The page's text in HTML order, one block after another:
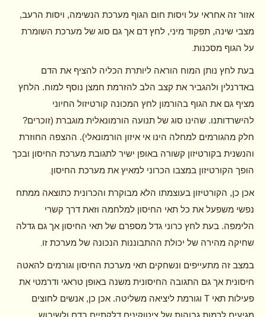
אזור זה אחראי על ויסות חום הגוף מערכת הנשימה, ויסות הרעב,
מצבי שינה, תפקוד מיני, לחץ דם אך גם סוג של מערכת השומרת
על הגוף מסכנות.
בעת לחץ נותן המוח הוראה ליותרת הכליה להציף את הדם
באדרנלין ולהגביר את קצב הלב להזרמת חמצן נוסף למוח. הלחץ
מציף גם את הגוף בהורמון לחץ המכונה קורטיזול החיוני
להישרדותנו. שהינו סוג של תנועה הורמונאלית מוגברת (זוכרים?
חלק מהגורמים למחלה הינו אי איזון הורמונאלי). ההצפה החוזרת
והנשנית בקורטיזון קשורה באופן ישיר לתגובת מערכת החיסון ובכך
הופך הקורטיזון במצבו הכרוני למאיץ את מערכת החיסון.
אכן כן, הקורטיזון בעוצמתו הלא מבוקרת והכרונית כתוצאה ממתח
נפשי משפעל את כל תאי החיסון למלחמה וזאת דרך קשרי
הלימפה. בעת לחץ כרוני גדל מספרם של תאי החיסון אך גם גדלה
שחיקה מהירה של יכולת ההתבוננות הנכונה של מערכת זו.
במצב זה מתעייפים ונשחקים תאי מערכת החיסון וגורמים להאטה
חיסונית אך גם התגובה החיסונית משנה באופן טראגי ודרמטי את
פעילות תאי T וגורמת ליציאה משליטה. אכן כן, אנשים לחוצים
מגיעים לרמות גבוהות של ציטוקינים דלקתיים בדם ולשיבוש